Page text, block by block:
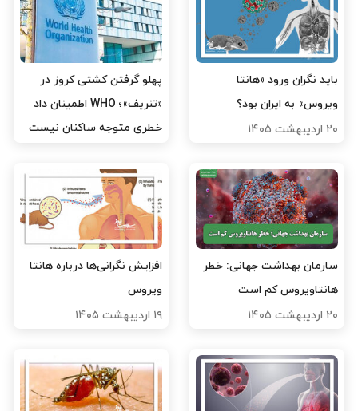
باید نگران ورود «هانتا
ویروس» به ایران بود؟
۲۰ اردیبهشت ۱۴۰۵
پهلو گرفتن کشتی کروز در
«تنریف»؛ WHO اطمینان داد
خطری متوجه ساکنان نیست
سازمان بهداشت جهانی: خطر
هانتاویروس کم است
۲۰ اردیبهشت ۱۴۰۵
افزایش نگرانی‌ها درباره هانتا
ویروس
۱۹ اردیبهشت ۱۴۰۵